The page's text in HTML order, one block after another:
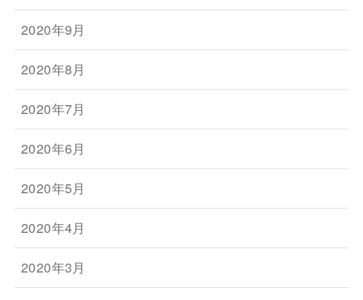
2020年9月
2020年8月
2020年7月
2020年6月
2020年5月
2020年4月
2020年3月